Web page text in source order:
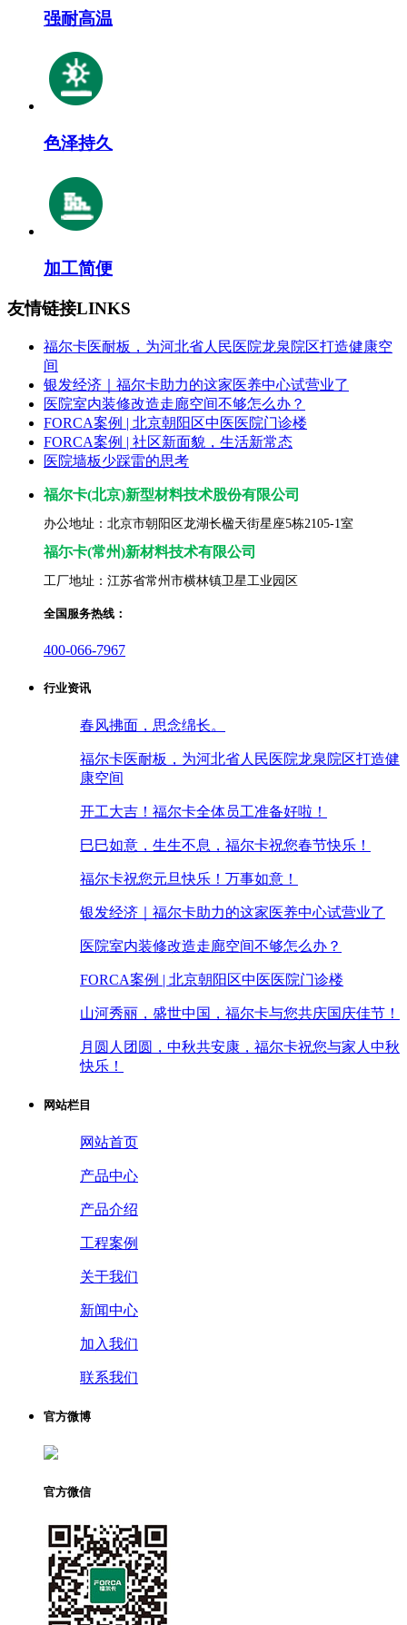
强耐高温
色泽持久
加工简便
友情链接LINKS
福尔卡医耐板，为河北省人民医院龙泉院区打造健康空
间
银发经济｜福尔卡助力的这家医养中心试营业了
医院室内装修改造走廊空间不够怎么办？
FORCA案例 | 北京朝阳区中医医院门诊楼
FORCA案例 | 社区新面貌，生活新常态
医院墙板少踩雷的思考
福尔卡(北京)新型材料技术股份有限公司
办公地址：北京市朝阳区龙湖长楹天街星座5栋2105-1室
福尓卡(常州)新材料技术有限公司
工厂地址：江苏省常州市横林镇卫星工业园区
全国服务热线：
400-066-7967
行业资讯
春风拂面，思念绵长。
福尔卡医耐板，为河北省人民医院龙泉院区打造健
康空间
开工大吉！福尔卡全体员工准备好啦！
巳巳如意，生生不息，福尔卡祝您春节快乐！
福尔卡祝您元旦快乐！万事如意！
银发经济｜福尔卡助力的这家医养中心试营业了
医院室内装修改造走廊空间不够怎么办？
FORCA案例 | 北京朝阳区中医医院门诊楼
山河秀丽，盛世中国，福尔卡与您共庆国庆佳节！
月圆人团圆，中秋共安康，福尔卡祝您与家人中秋
快乐！
网站栏目
网站首页
产品中心
产品介绍
工程案例
关于我们
新闻中心
加入我们
联系我们
官方微博
官方微信